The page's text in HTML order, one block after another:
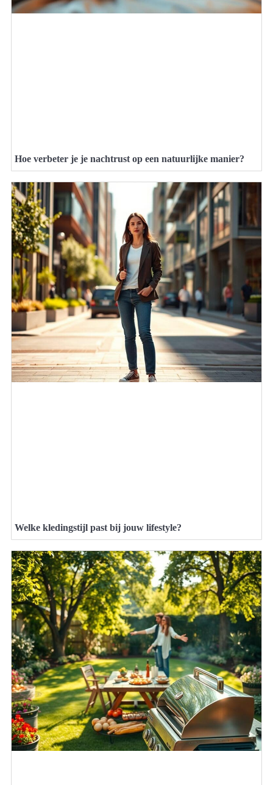
Hoe verbeter je je nachtrust op een natuurlijke manier?
Welke kledingstijl past bij jouw lifestyle?